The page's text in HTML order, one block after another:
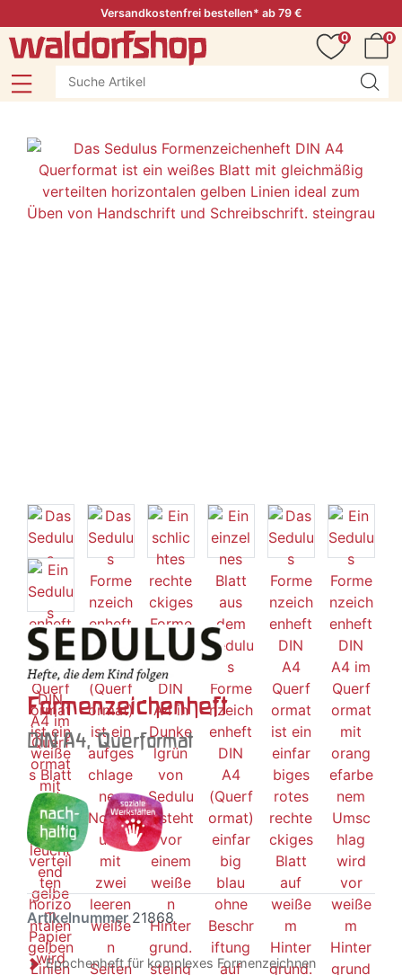
Versandkostenfrei bestellen* ab 79 €
0
0
Formenzeichenheft
DIN A4, Querformat
Artikelnummer 21868
Epochenheft für komplexes Formenzeichnen